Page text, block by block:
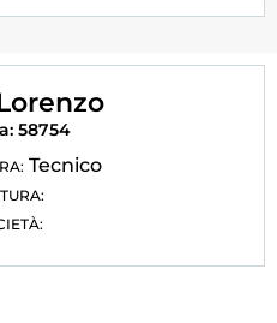
58754
Tecnico